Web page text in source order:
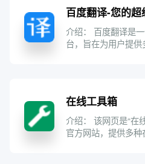
介绍： 百度翻译是
台，旨在为用户提
在线工具箱
介绍： 该网页是“在
官方网站，提供多